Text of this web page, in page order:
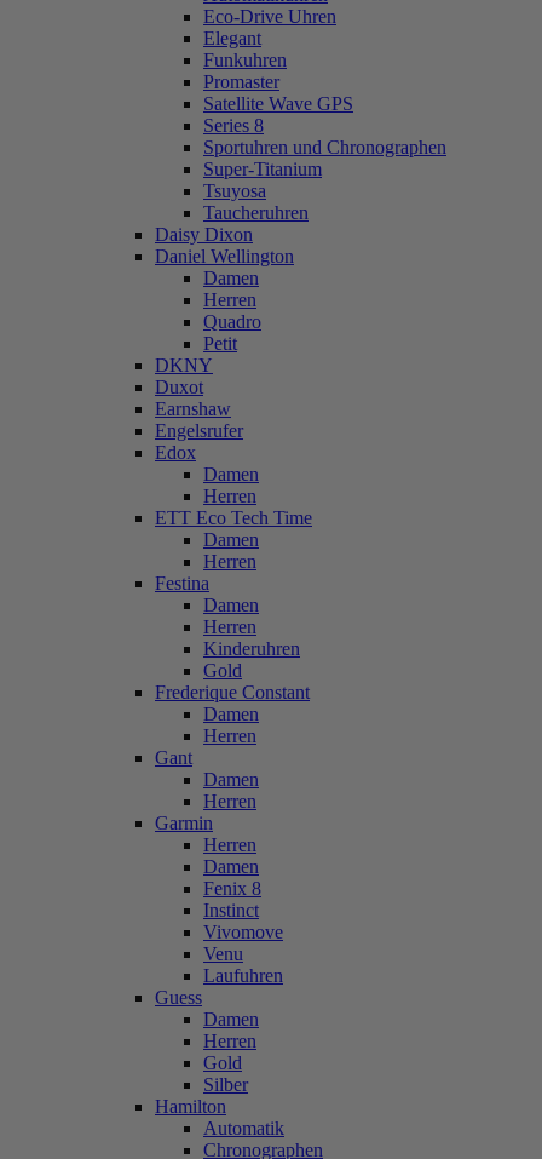
Eco-Drive Uhren
Elegant
Funkuhren
Promaster
Satellite Wave GPS
Series 8
Sportuhren und Chronographen
Super-Titanium
Tsuyosa
Taucheruhren
Daisy Dixon
Daniel Wellington
Damen
Herren
Quadro
Petit
DKNY
Duxot
Earnshaw
Engelsrufer
Edox
Damen
Herren
ETT Eco Tech Time
Damen
Herren
Festina
Damen
Herren
Kinderuhren
Gold
Frederique Constant
Damen
Herren
Gant
Damen
Herren
Garmin
Herren
Damen
Fenix 8
Instinct
Vivomove
Venu
Laufuhren
Guess
Damen
Herren
Gold
Silber
Hamilton
Automatik
Chronographen